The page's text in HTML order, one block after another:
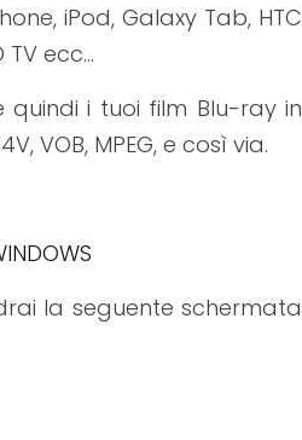
iPod, Galaxy Tab, HTC
TV ecc…
i tuoi film Blu-ray in
VOB, MPEG, e così via.
la seguente schermata